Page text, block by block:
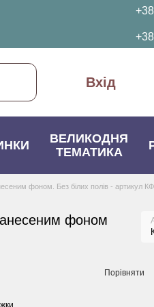
Вхід
ВЕЛИКОДНЯ
ТЕМАТИКА
фоном. Без білих полів - артикул КФ
фоном
Порівняти